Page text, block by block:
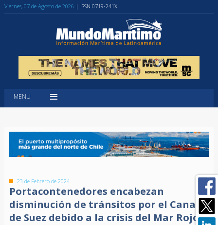
Viernes, 07 de Agosto de 2026 | ISSN 0719-241X
MENU
23 de Febrero de 2024
Portacontenedores encabezan
disminución de tránsitos por el Canal
de Suez debido a la crisis del Mar Rojo